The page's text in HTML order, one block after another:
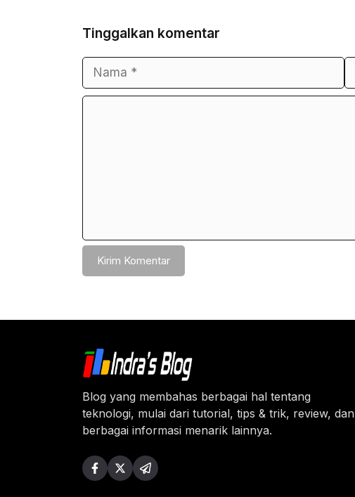
Tinggalkan komentar
Nama
Surel
Komentar
Blog yang membahas berbagai hal tentang
teknologi, mulai dari tutorial, tips & trik, review, dan
berbagai informasi menarik lainnya.